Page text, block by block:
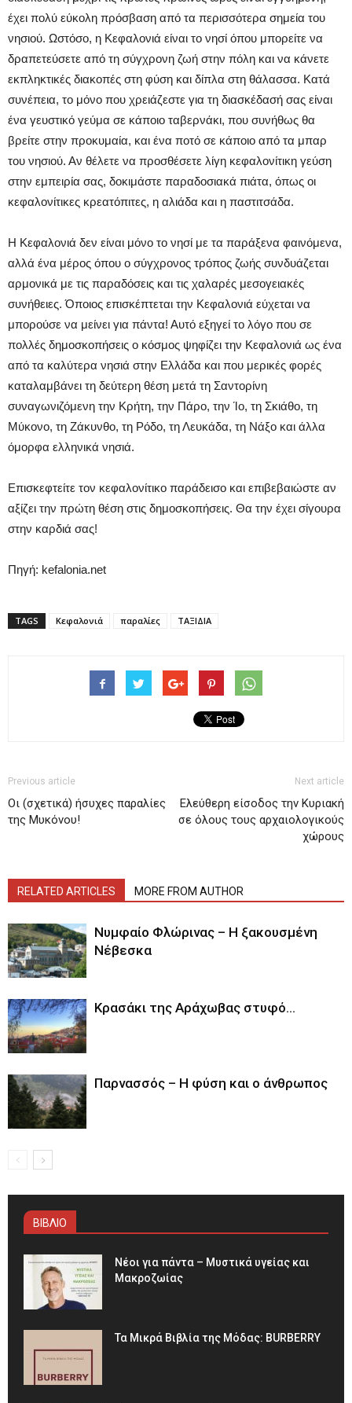
έχει πολύ εύκολη πρόσβαση από τα περισσότερα σημεία του
νησιού. Ωστόσο, η Κεφαλονιά είναι το νησί όπου μπορείτε να
δραπετεύσετε από τη σύγχρονη ζωή στην πόλη και να κάνετε
εκπληκτικές διακοπές στη φύση και δίπλα στη θάλασσα. Κατά
συνέπεια, το μόνο που χρειάζεστε για τη διασκέδασή σας είναι
ένα γευστικό γεύμα σε κάποιο ταβερνάκι, που συνήθως θα
βρείτε στην προκυμαία, και ένα ποτό σε κάποιο από τα μπαρ
του νησιού. Αν θέλετε να προσθέσετε λίγη κεφαλονίτικη γεύση
στην εμπειρία σας, δοκιμάστε παραδοσιακά πιάτα, όπως οι
κεφαλονίτικες κρεατόπιτες, η αλιάδα και η παστιτσάδα.
Η Κεφαλονιά δεν είναι μόνο το νησί με τα παράξενα φαινόμενα,
αλλά ένα μέρος όπου ο σύγχρονος τρόπος ζωής συνδυάζεται
αρμονικά με τις παραδόσεις και τις χαλαρές μεσογειακές
συνήθειες. Όποιος επισκέπτεται την Κεφαλονιά εύχεται να
μπορούσε να μείνει για πάντα! Αυτό εξηγεί το λόγο που σε
πολλές δημοσκοπήσεις ο κόσμος ψηφίζει την Κεφαλονιά ως ένα
από τα καλύτερα νησιά στην Ελλάδα και που μερικές φορές
καταλαμβάνει τη δεύτερη θέση μετά τη Σαντορίνη
συναγωνιζόμενη την Κρήτη, την Πάρο, την Ίο, τη Σκιάθο, τη
Μύκονο, τη Ζάκυνθο, τη Ρόδο, τη Λευκάδα, τη Νάξο και άλλα
όμορφα ελληνικά νησιά.
Επισκεφτείτε τον κεφαλονίτικο παράδεισο και επιβεβαιώστε αν
αξίζει την πρώτη θέση στις δημοσκοπήσεις. Θα την έχει σίγουρα
στην καρδιά σας!
Πηγή: kefalonia.net
TAGS Κεφαλονιά παραλίες ΤΑΞΙΔΙΑ
Previous article
Οι (σχετικά) ήσυχες παραλίες
της Μυκόνου!
Next article
Ελεύθερη είσοδος την Κυριακή
σε όλους τους αρχαιολογικούς
χώρους
RELATED ARTICLES MORE FROM AUTHOR
Νυμφαίο Φλώρινας – Η ξακουσμένη
Νέβεσκα
Κρασάκι της Αράχωβας στυφό…
Παρνασσός – Η φύση και ο άνθρωπος
ΒΙΒΛΙΟ
Νέοι για πάντα – Μυστικά υγείας και
Μακροζωίας
Τα Μικρά Βιβλία της Μόδας: BURBERRY